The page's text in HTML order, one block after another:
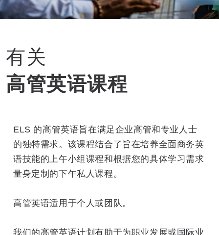
有关
高管英语课程
ELS 的高管英语旨在满足企业高管和专业人士
的独特需求。该课程结合了旨在培养全面商务英
语技能的上午小组课程和根据您的具体学习需求
量身定制的下午私人课程。
高管英语适用于个人或团队。
我们的高管英语计划有助于为职业发展或国际业